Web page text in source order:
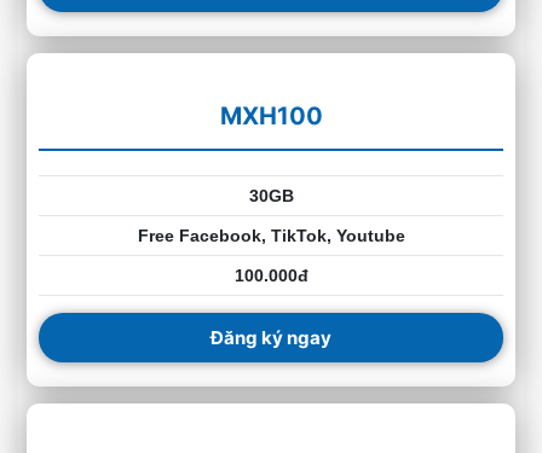
MXH100
30GB
Free Facebook, TikTok, Youtube
100.000đ
Đăng ký ngay